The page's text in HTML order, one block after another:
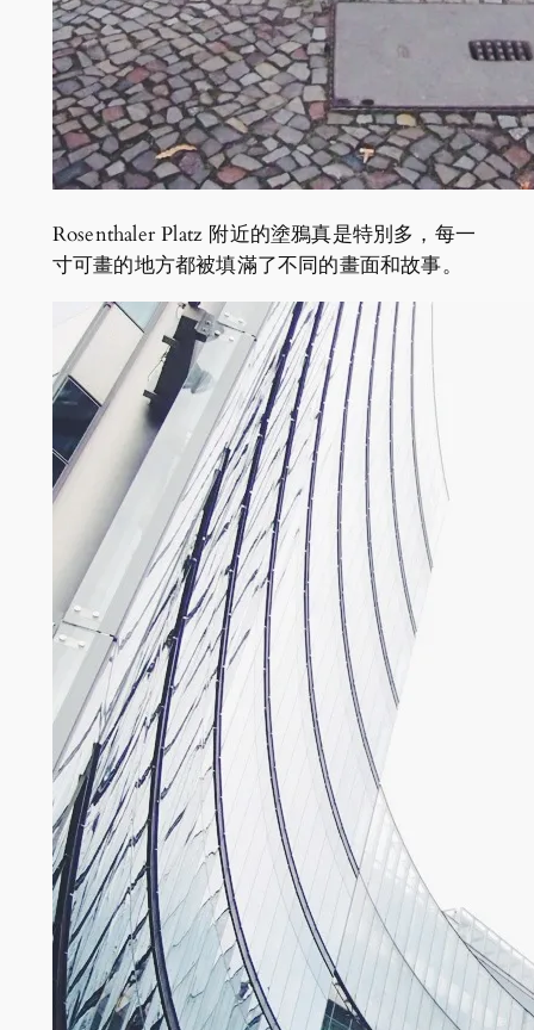
Rosenthaler Platz 附近的塗鴉真是特別多，每一
寸可畫的地方都被填滿了不同的畫面和故事。